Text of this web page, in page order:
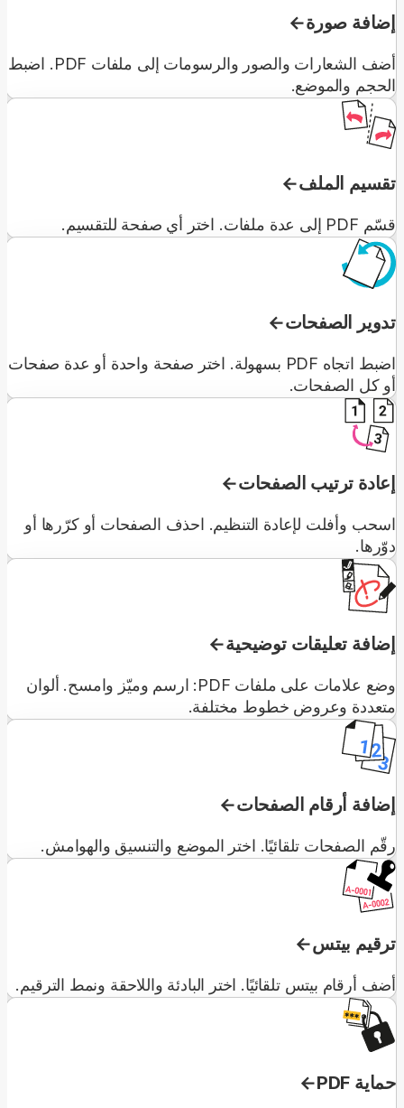
إضافة صورة
أضف الشعارات والصور والرسومات إلى ملفات PDF. اضبط
الحجم والموضع.
تقسيم الملف
قسّم PDF إلى عدة ملفات. اختر أي صفحة للتقسيم.
تدوير الصفحات
اضبط اتجاه PDF بسهولة. اختر صفحة واحدة أو عدة صفحات
أو كل الصفحات.
إعادة ترتيب الصفحات
اسحب وأفلت لإعادة التنظيم. احذف الصفحات أو كرّرها أو
دوّرها.
إضافة تعليقات توضيحية
وضع علامات على ملفات PDF: ارسم وميّز وامسح. ألوان
متعددة وعروض خطوط مختلفة.
إضافة أرقام الصفحات
رقّم الصفحات تلقائيًا. اختر الموضع والتنسيق والهوامش.
ترقيم بيتس
أضف أرقام بيتس تلقائيًا. اختر البادئة واللاحقة ونمط الترقيم.
حماية PDF